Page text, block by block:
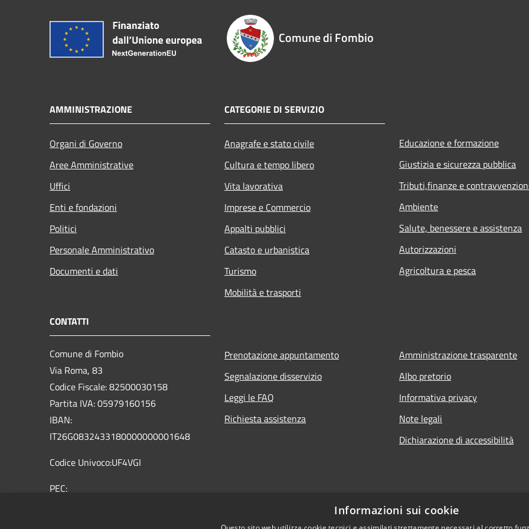
Comune di Fombio
AMMINISTRAZIONE
Organi di Governo
Aree Amministrative
Uffici
Enti e fondazioni
Politici
Personale Amministrativo
Documenti e dati
CATEGORIE DI SERVIZIO
Anagrafe e stato civile
Cultura e tempo libero
Vita lavorativa
Imprese e Commercio
Appalti pubblici
Catasto e urbanistica
Turismo
Mobilità e trasporti
Educazione e formazione
Giustizia e sicurezza pubblica
Tributi,finanze e
Ambiente
Salute, benessere e assistenza
Autorizzazioni
Agricoltura e pesca
CONTATTI
Comune di Fombio
Via Roma, 83
Codice Fiscale: 82500030158
Partita IVA: 05979160156
IBAN:
IT26G0832433180000000001648
Codice Univoco:UF4VGI
PEC:
Prenotazione appuntamento
Segnalazione disservizio
Leggi le FAQ
Richiesta assistenza
Amministrazione trasparente
Albo pretorio
Informativa privacy
Note legali
Dichiarazione di accessibilità
Informazioni sui cookie